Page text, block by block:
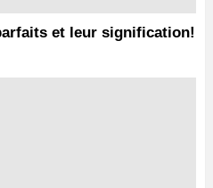
et leur signification!